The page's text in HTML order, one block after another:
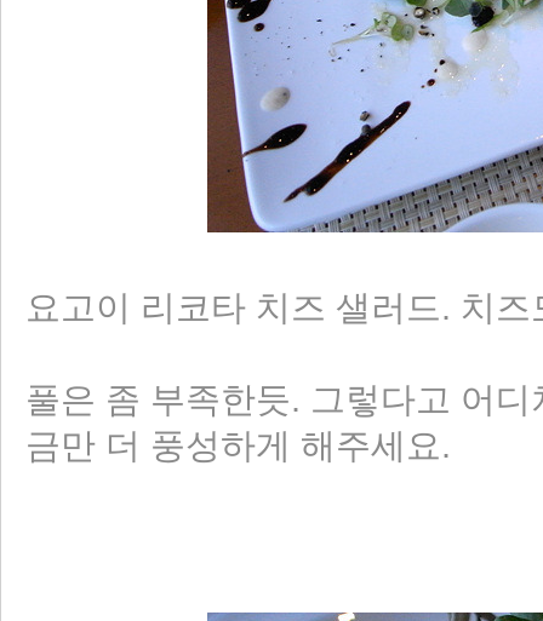
요고이 리코타 치즈 샐러드. 치
풀은 좀 부족한듯. 그렇다고 어
금만 더 풍성하게 해주세요.